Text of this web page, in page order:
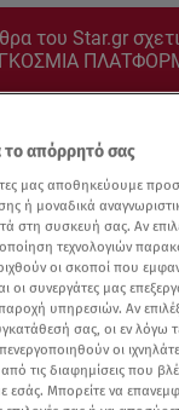
του Star.gr
το απόρρητό σας
μας αποθηκεύουμε
ή μοναδικά
στη συσκευή σας. Αν
τεχνολογιών
οι σκοποί που
οι συνεργάτες μας
υπηρεσιών. Αν
σας, οι εν λόγω
οι
τις διαφημίσεις που
εσάς. Μπορείτε να